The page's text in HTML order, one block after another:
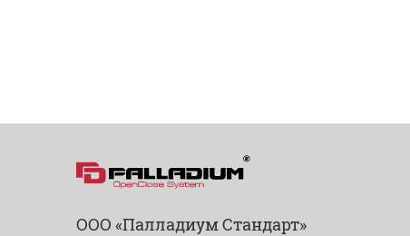
ООО «Палладиум Стандарт»